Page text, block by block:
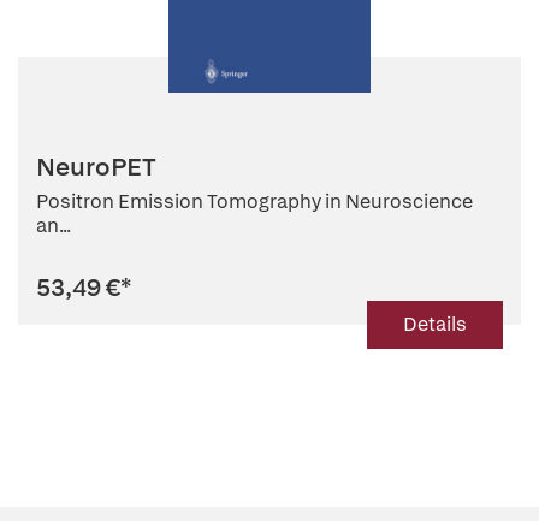
NeuroPET
Positron Emission Tomography in Neuroscience
an...
53,49 €*
Details